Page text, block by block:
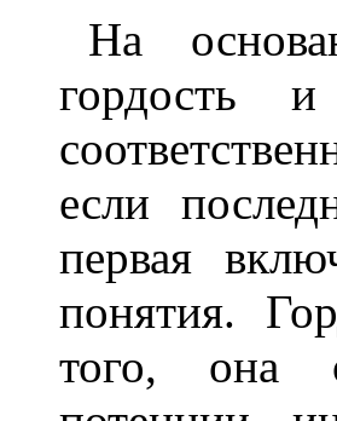
На
гордость
если
первая
понятия.
того, она